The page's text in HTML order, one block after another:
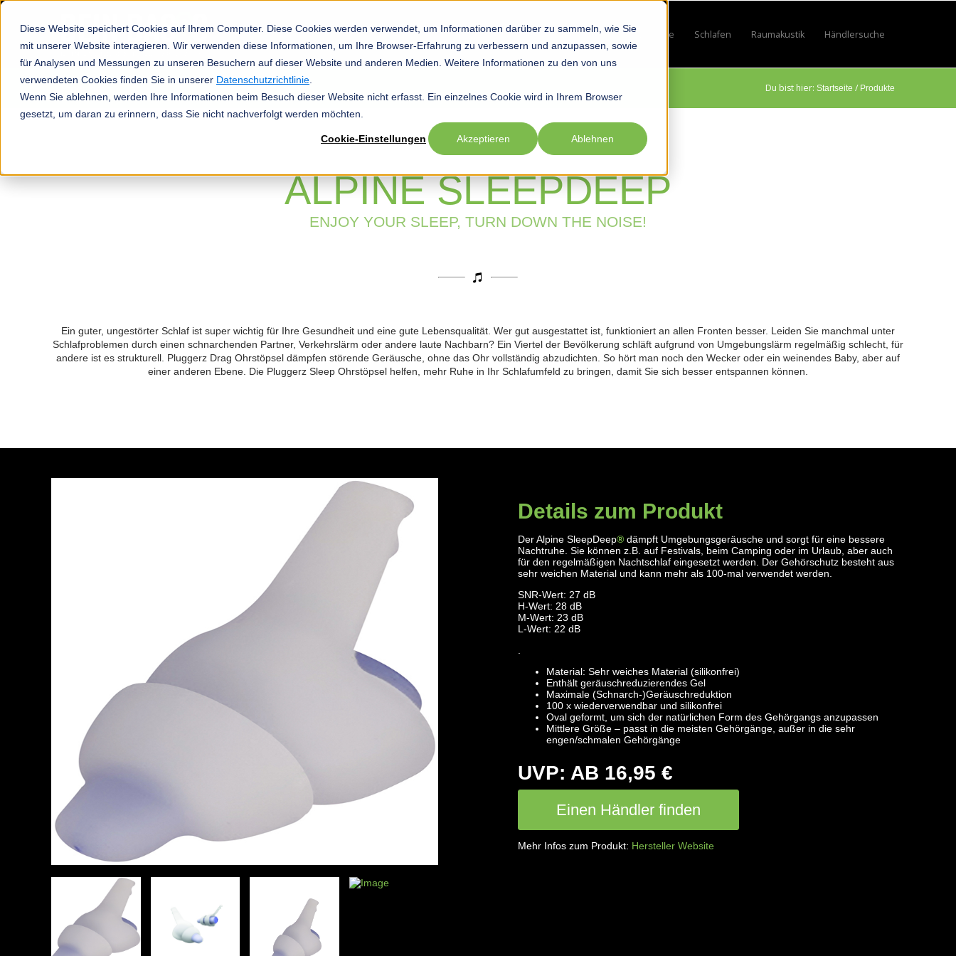
Diese Website speichert Cookies auf Ihrem Computer. Diese Cookies werden verwendet, um Informationen darüber zu sammeln, wie Sie
mit unserer Website interagieren. Wir verwenden diese Informationen, um Ihre Browser-Erfahrung zu verbessern und anzupassen, sowie
für Analysen und Messungen zu unseren Besuchern auf dieser Website und anderen Medien. Weitere Informationen zu den von uns
verwendeten Cookies finden Sie in unserer Datenschutzrichtlinie
Wenn Sie ablehnen, werden Ihre Informationen beim Besuch dieser Website nicht erfasst. Ein einzelnes Cookie wird in Ihrem Browser
gesetzt, um daran zu erinnern, dass Sie nicht nachverfolgt werden möchten.
Cookie-Einstellungen Akzeptieren Ablehnen
Startseite HobbyShow submenu for Hobby
SportShow submenu for Sport
Beruf Show submenu for Beruf
Lifestyle Show submenu for Lifestyle
Schlafen Show submenu for Schlafen
Raumakustik Show submenu for Raumakustik
Händlersuche
Du bist hier: Startseite / Produkte
ALPINE SLEEPDEEP
ENJOY YOUR SLEEP, TURN DOWN THE NOISE!
Ein guter, ungestörter Schlaf ist super wichtig für Ihre Gesundheit und eine gute Lebensqualität. Wer gut ausgestattet ist, funktioniert an allen Fronten besser. Leiden Sie manchmal unter
Schlafproblemen durch einen schnarchenden Partner, Verkehrslärm oder andere laute Nachbarn? Ein Viertel der Bevölkerung schläft aufgrund von Umgebungslärm regelmäßig schlecht, für
andere ist es strukturell. Pluggerz Drag Ohrstöpsel dämpfen störende Geräusche, ohne das Ohr vollständig abzudichten. So hört man noch den Wecker oder ein weinendes Baby, aber auf
einer anderen Ebene. Die Pluggerz Sleep Ohrstöpsel helfen, mehr Ruhe in Ihr Schlafumfeld zu bringen, damit Sie sich besser entspannen können.
Details zum Produkt
Der Alpine SleepDeep® dämpft Umgebungsgeräusche und sorgt für eine bessere
Nachtruhe. Sie können z.B. auf Festivals, beim Camping oder im Urlaub, aber auch
für den regelmäßigen Nachtschlaf eingesetzt werden. Der Gehörschutz besteht aus
sehr weichen Material und kann mehr als 100-mal verwendet werden.
SNR-Wert: 27 dB
H-Wert: 28 dB
M-Wert: 23 dB
L-Wert: 22 dB
Material: Sehr weiches Material (silikonfrei)
Enthält geräuschreduzierendes Gel
Maximale (Schnarch-)Geräuschreduktion
100 x wiederverwendbar und silikonfrei
Oval geformt, um sich der natürlichen Form des Gehörgangs anzupassen
Mittlere Größe – passt in die meisten Gehörgänge, außer in die sehr
engen/schmalen Gehörgänge
UVP: AB 16,95 €
Einen Händler finden
Mehr Infos zum Produkt: Hersteller Website